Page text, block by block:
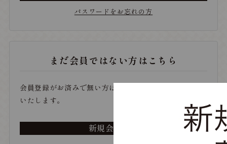
パスワードをお忘れの方
まだ会員ではない方はこちら
会員登録がお済みで無い方は、こちらから登録をお願い
いたします。
新規会員登録